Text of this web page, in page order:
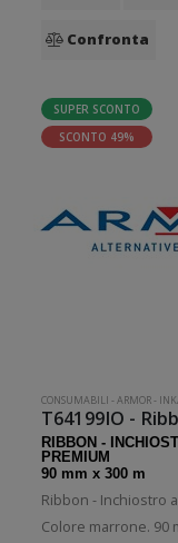
Confronta
SUPER SCONTO
SCONTO 49%
CONSUMABILI -ARMOR-
RIBBON -
PREMIUM
90 mm x 300 m
Ribbon - Inchiostro
Colore marrone. 90 mm x 300 m